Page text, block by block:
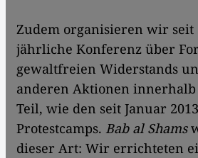
Zudem organisieren wir
jährliche Konferenz über
gewaltfreien Widerstands
anderen Aktionen innerhalb
Teil, wie den seit Januar
Protestcamps. Bab al Shams
dieser Art: Wir errichteten